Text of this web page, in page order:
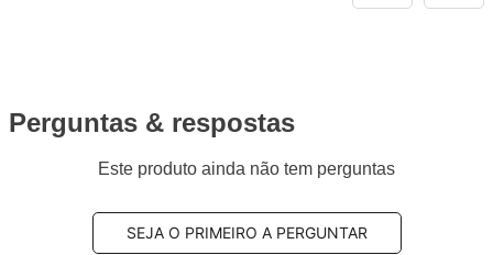
Perguntas & respostas
Este produto ainda não tem perguntas
SEJA O PRIMEIRO A PERGUNTAR